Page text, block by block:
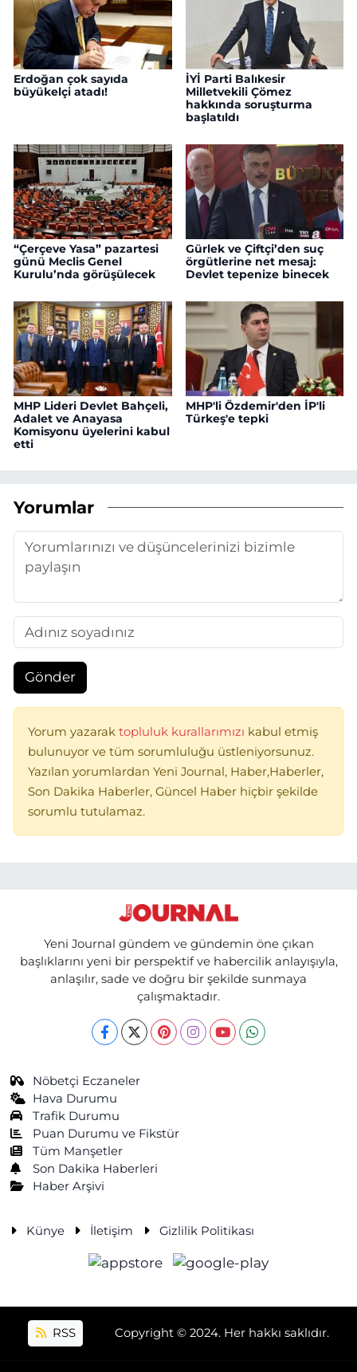
Erdoğan çok sayıda
büyükelçi atadı!
İYİ Parti Balıkesir
Milletvekili Çömez
hakkında soruşturma
başlatıldı
“Çerçeve Yasa” pazartesi
günü Meclis Genel
Kurulu’nda görüşülecek
Gürlek ve Çiftçi’den suç
örgütlerine net mesaj:
Devlet tepenize binecek
MHP Lideri Devlet Bahçeli,
Adalet ve Anayasa
Komisyonu üyelerini kabul
etti
MHP'li Özdemir'den İP'li
Türkeş'e tepki
Yorumlar
Gönder
Yorum yazarak topluluk kurallarımızı kabul etmiş
bulunuyor ve tüm sorumluluğu üstleniyorsunuz.
Yazılan yorumlardan Yeni Journal, Haber,Haberler,
Son Dakika Haberler, Güncel Haber hiçbir şekilde
sorumlu tutulamaz.
Yeni Journal gündem ve gündemin öne çıkan
başlıklarını yeni bir perspektif ve habercilik anlayışıyla,
anlaşılır, sade ve doğru bir şekilde sunmaya
çalışmaktadır.
Nöbetçi Eczaneler
Hava Durumu
Trafik Durumu
Puan Durumu ve Fikstür
Tüm Manşetler
Son Dakika Haberleri
Haber Arşivi
Künye İletişim Gizlilik Politikası
RSS Copyright © 2024. Her hakkı saklıdır.